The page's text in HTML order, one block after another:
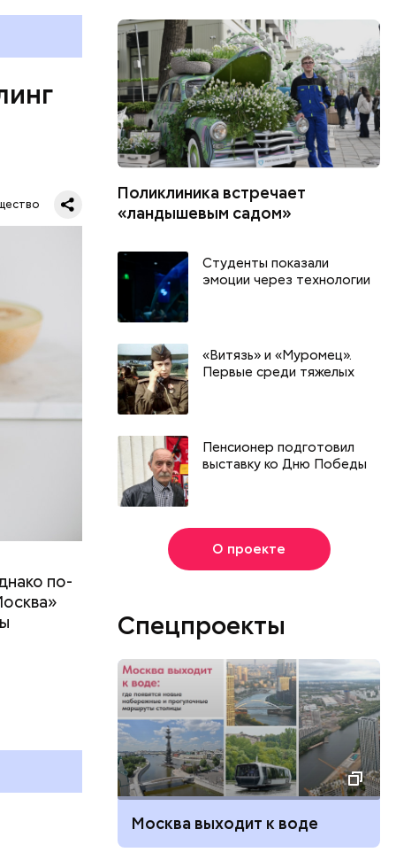
День собирания звезд и
Международный день
холостяка: какие праздники
отмечают в России и мире 7
по-
Поликлиника встречает
«ландышевым садом»
Студенты показали
эмоции через технологии
«Витязь» и «Муромец».
Первые среди тяжелых
Пенсионер подготовил
выставку ко Дню Победы
О проекте
Спецпроекты
Москва выходит к воде